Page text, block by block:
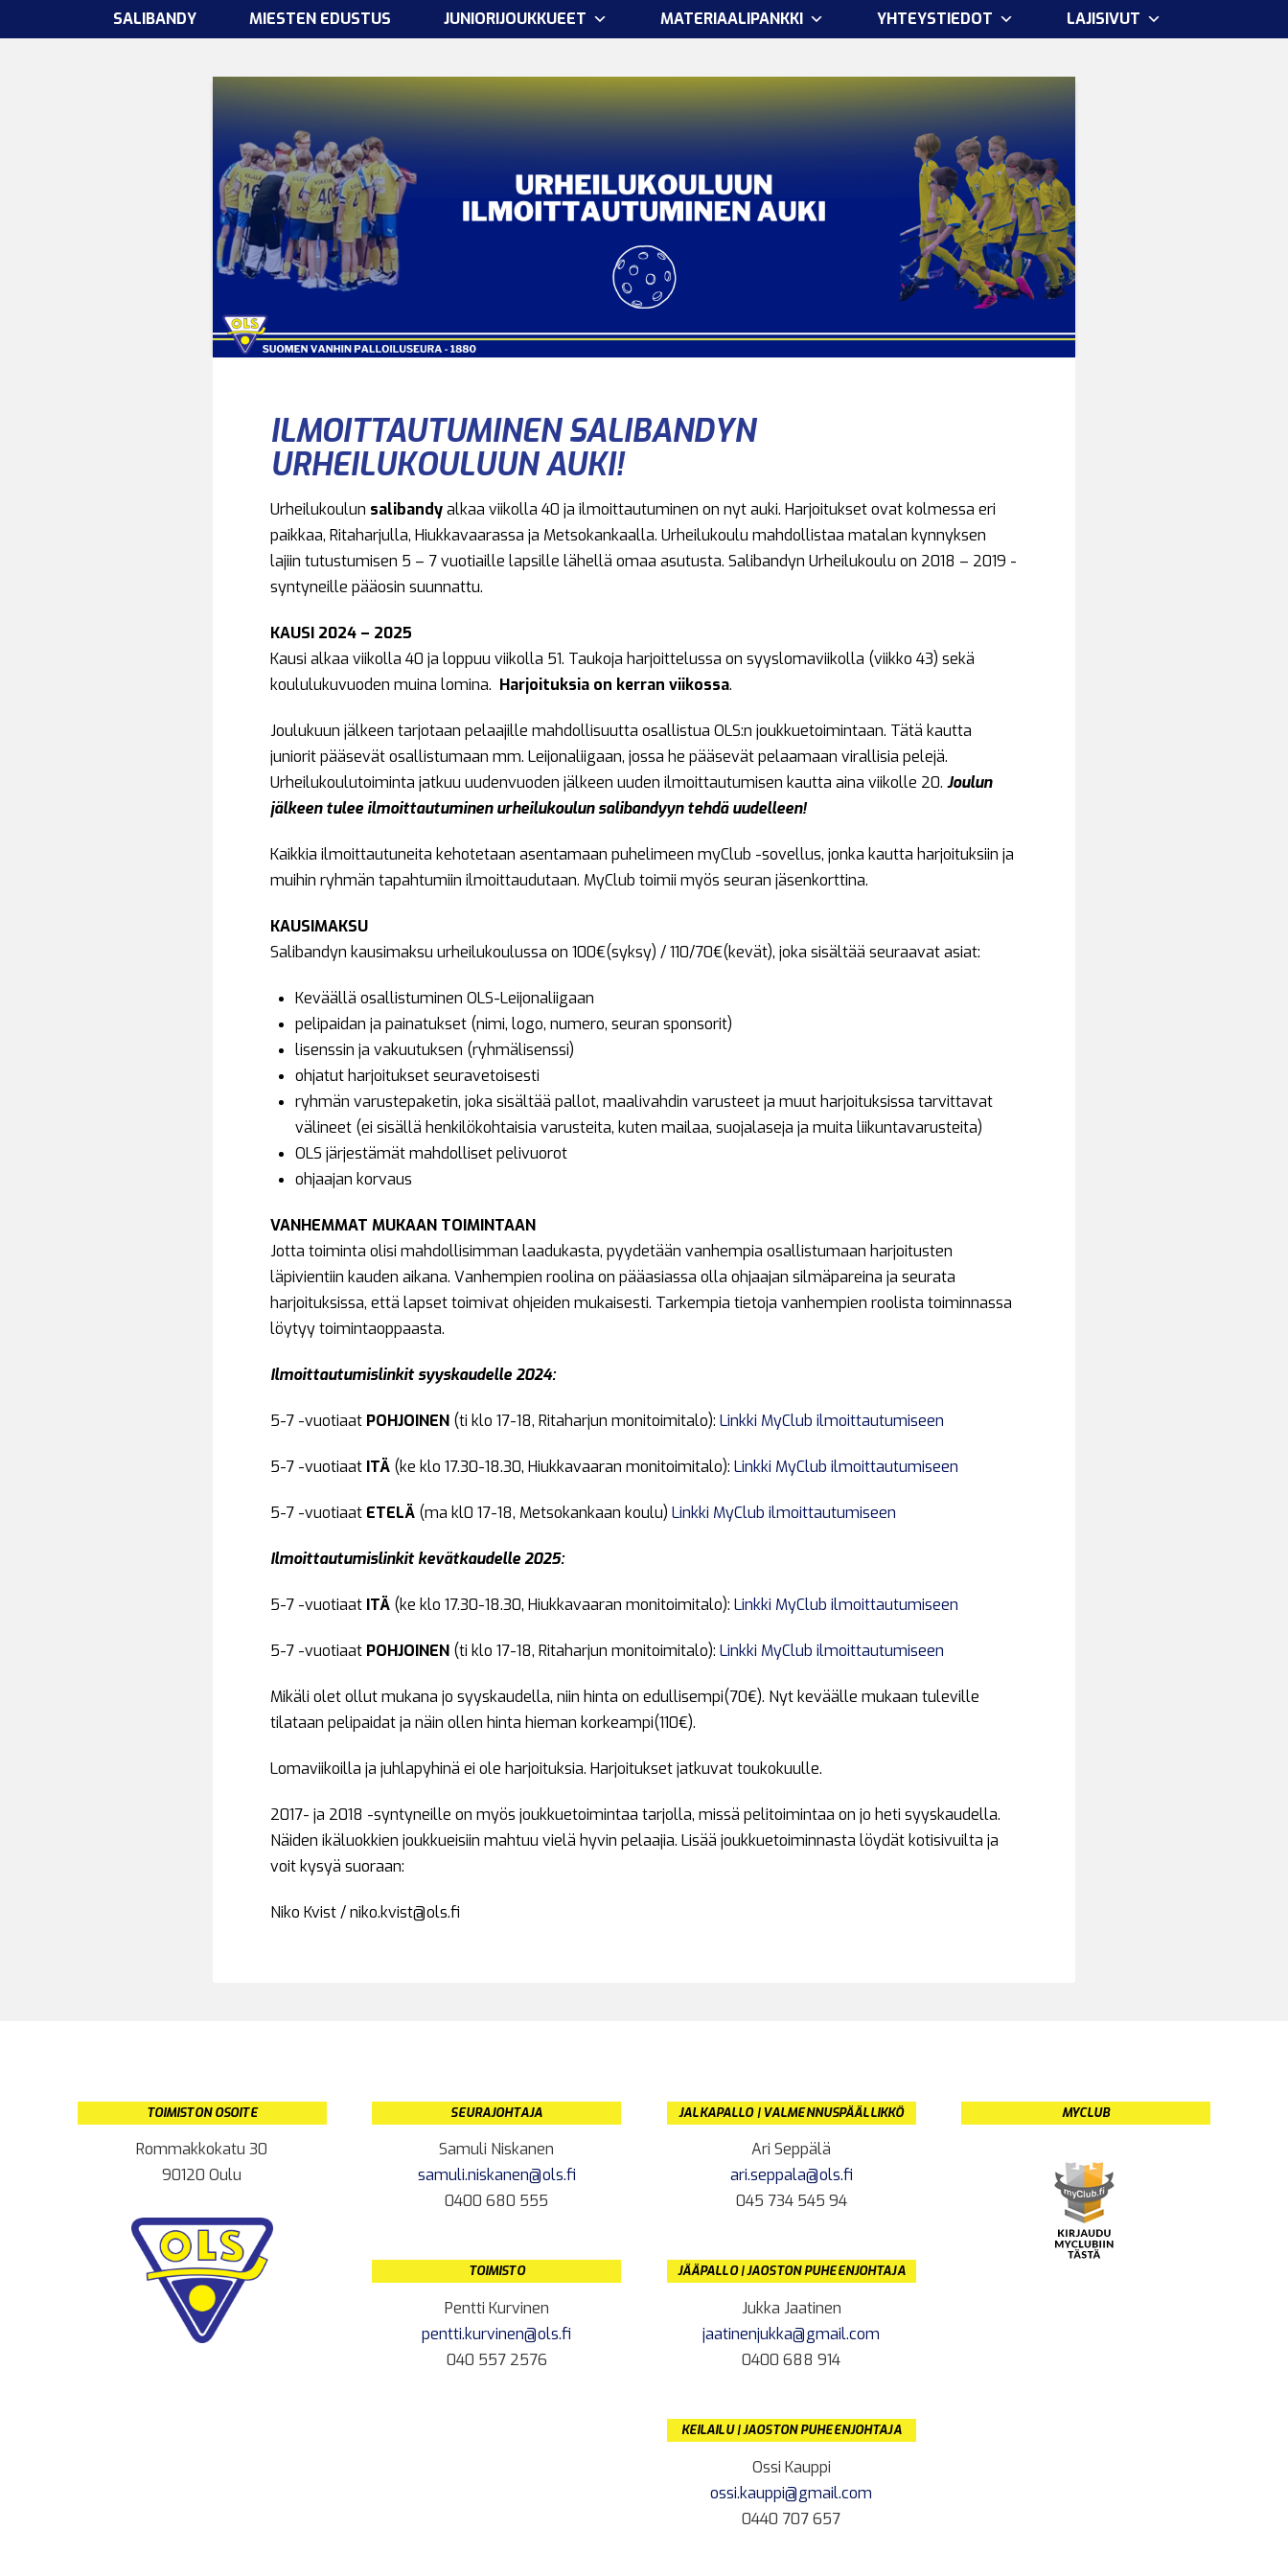
SALIBANDY MIESTEN EDUSTUS JUNIORIJOUKKUEET MATERIAALIPANKKI YHTEYSTIEDOT LAJISIVUT
ILMOITTAUTUMINEN SALIBANDYN
URHEILUKOULUUN AUKI!
Urheilukoulun salibandyalkaa viikolla 40 ja ilmoittautuminen on nyt auki. Harjoitukset ovat kolmessa eri
paikkaa, Ritaharjulla, Hiukkavaarassa ja Metsokankaalla. Urheilukoulu mahdollistaa matalan kynnyksen
lajiin tutustumisen 5 – 7 vuotiaille lapsille lähellä omaa asutusta. Salibandyn Urheilukoulu on 2018 – 2019 -
syntyneille pääosin suunnattu.
KAUSI 2024 – 2025
Kausi alkaa viikolla 40 ja loppuu viikolla 51. Taukoja harjoittelussa on syyslomaviikolla (viikko 43) sekä
koululukuvuoden muina lomina. Harjoituksia on kerran viikossa.
Joulukuun jälkeen tarjotaan pelaajille mahdollisuutta osallistua OLS:n joukkuetoimintaan. Tätä kautta
juniorit pääsevät osallistumaan mm. Leijonaliigaan, jossa he pääsevät pelaamaan virallisia pelejä.
Urheilukoulutoiminta jatkuu uudenvuoden jälkeen uuden ilmoittautumisen kautta aina viikolle 20. Joulun
jälkeen tulee ilmoittautuminen urheilukoulun salibandyyn tehdä uudelleen!
Kaikkia ilmoittautuneita kehotetaan asentamaan puhelimeen myClub -sovellus, jonka kautta harjoituksiin ja
muihin ryhmän tapahtumiin ilmoittaudutaan. MyClub toimii myös seuran jäsenkorttina.
KAUSIMAKSU
Salibandyn kausimaksu urheilukoulussa on 100€(syksy) / 110/70€(kevät), joka sisältää seuraavat asiat:
Keväällä osallistuminen OLS-Leijonaliigaan
pelipaidan ja painatukset (nimi, logo, numero, seuran sponsorit)
lisenssin ja vakuutuksen (ryhmälisenssi)
ohjatut harjoitukset seuravetoisesti
ryhmän varustepaketin, joka sisältää pallot, maalivahdin varusteet ja muut harjoituksissa tarvittavat
välineet (ei sisällä henkilökohtaisia varusteita, kuten mailaa, suojalaseja ja muita liikuntavarusteita)
OLS järjestämät mahdolliset pelivuorot
ohjaajan korvaus
VANHEMMAT MUKAAN TOIMINTAAN
Jotta toiminta olisi mahdollisimman laadukasta, pyydetään vanhempia osallistumaan harjoitusten
läpivientiin kauden aikana. Vanhempien roolina on pääasiassa olla ohjaajan silmäpareina ja seurata
harjoituksissa, että lapset toimivat ohjeiden mukaisesti. Tarkempia tietoja vanhempien roolista toiminnassa
löytyy toimintaoppaasta.
Ilmoittautumislinkit syyskaudelle 2024:
5-7 -vuotiaat POHJOINEN (ti klo 17-18, Ritaharjun monitoimitalo): Linkki MyClub ilmoittautumiseen
5-7 -vuotiaat ITÄ (ke klo 17.30-18.30, Hiukkavaaran monitoimitalo): Linkki MyClub ilmoittautumiseen
5-7 -vuotiaat ETELÄ (ma kl0 17-18, Metsokankaan koulu) Linkki MyClub ilmoittautumiseen
Ilmoittautumislinkit kevätkaudelle 2025:
5-7 -vuotiaat ITÄ (ke klo 17.30-18.30, Hiukkavaaran monitoimitalo): Linkki MyClub ilmoittautumiseen
5-7 -vuotiaat POHJOINEN (ti klo 17-18, Ritaharjun monitoimitalo): Linkki MyClub ilmoittautumiseen
Mikäli olet ollut mukana jo syyskaudella, niin hinta on edullisempi(70€). Nyt keväälle mukaan tuleville
tilataan pelipaidat ja näin ollen hinta hieman korkeampi(110€).
Lomaviikoilla ja juhlapyhinä ei ole harjoituksia. Harjoitukset jatkuvat toukokuulle.
2017- ja 2018 -syntyneille on myös joukkuetoimintaa tarjolla, missä pelitoimintaa on jo heti syyskaudella.
Näiden ikäluokkien joukkueisiin mahtuu vielä hyvin pelaajia. Lisää joukkuetoiminnasta löydät kotisivuilta ja
voit kysyä suoraan:
Niko Kvist / niko.kvist@ols.fi
TOIMISTON OSOITE
Rommakkokatu 30
90120 Oulu
SEURAJOHTAJA
Samuli Niskanen
samuli.niskanen@ols.fi
0400 680 555
TOIMISTO
Pentti Kurvinen
pentti.kurvinen@ols.fi
040 557 2576
JALKAPALLO | VALMENNUSPÄÄLLIKKÖ
Ari Seppälä
ari.seppala@ols.fi
045 734 545 94
JÄÄPALLO | JAOSTON PUHEENJOHTAJA
Jukka Jaatinen
jaatinenjukka@gmail.com
0400 688 914
KEILAILU | JAOSTON PUHEENJOHTAJA
Ossi Kauppi
ossi.kauppi@gmail.com
0440 707 657
MYCLUB